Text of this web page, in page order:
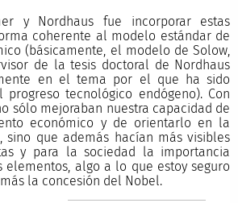
y Nordhaus fue incorporar estas
coherente al modelo estándar de
(básicamente, el modelo de Solow,
de la tesis doctoral de Nordhaus
en el tema por el que ha sido
progreso tecnológico endógeno). Con
sólo mejoraban nuestra capacidad de
económico y de orientarlo en la
sino que además hacían más visibles
y para la sociedad la importancia
elementos, algo a lo que estoy seguro
la concesión del Nobel.